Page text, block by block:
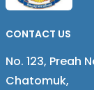
CONTACT US
No. 123, Preah
Chatomuk,